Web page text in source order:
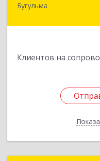
Бугульма
Клиентов на
423231, РТ,